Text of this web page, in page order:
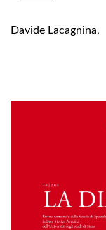
Davide Lacagnina,